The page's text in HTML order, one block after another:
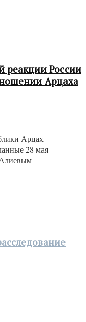
реакции России
Арцаха
Арцах
28 мая